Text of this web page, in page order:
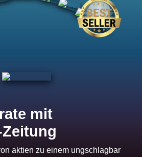
mit
aktien zu einem ungschlagbar